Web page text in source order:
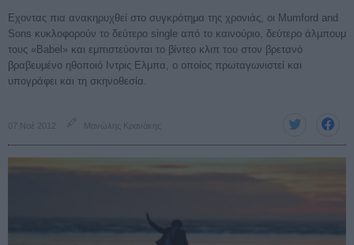
Εχοντας πια ανακηρυχθεί στο συγκρότημα της χρονιάς, οι Mumford and
Sons κυκλοφορούν το δεύτερο single από το καινούριο, δεύτερο άλμπουμ
τους «Babel» και εμπιστεύονται το βίντεο κλιπ του στον βρετανό
βραβευμένο ηθοποιό Ιντρις Ελμπα, ο οποίος πρωταγωνιστεί και
υπογράφει και τη σκηνοθεσία.
07 Νοέ 2012 Μανώλης Κρανάκης